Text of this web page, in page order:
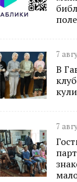
7
В
7